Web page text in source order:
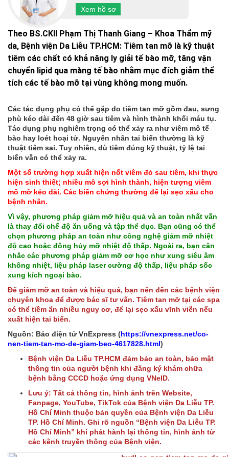
Xem hồ sơ
Theo BS.CKII Phạm Thị Thanh Giang – Khoa Thẩm mỹ
da, Bệnh viện Da Liễu TP.HCM: Tiêm tan mỡ là kỹ thuật
tiêm các chất có khả năng ly giải tế bào mỡ, tăng vận
chuyển lipid qua màng tế bào nhằm mục đích giảm thể
tích các tế bào mỡ tại vùng không mong muốn.
Các tác dụng phụ có thể gặp do tiêm tan mỡ gồm đau, sưng
phù kéo dài đến 48 giờ sau tiêm và hình thành khối máu tụ.
Tác dụng phụ nghiêm trọng có thể xảy ra như viêm mô tế
bào hay loét hoại tử. Nguyên nhân tai biến thường là kỹ
thuật tiêm sai. Tuy nhiên, dù tiêm đúng kỹ thuật, tỷ lệ tai
biến vẫn có thể xảy ra.
Một số trường hợp xuất hiện nốt viêm đỏ sau tiêm, khi thực
hiện sinh thiết; nhiều mô sợi hình thành, hiện tượng viêm
mô mỡ kéo dài. Các biến chứng thường để lại sẹo xấu cho
bệnh nhân.
Vì vậy, phương pháp giảm mỡ hiệu quả và an toàn nhất vẫn
là thay đổi chế độ ăn uống và tập thể dục. Bạn cũng có thể
chọn phương pháp an toàn như công nghệ giảm mỡ nhiệt
độ cao hoặc đông hủy mỡ nhiệt độ thấp. Ngoài ra, bạn cân
nhắc các phương pháp giảm mỡ cơ học như xung siêu âm
không nhiệt, liệu pháp laser cường độ thấp, liệu pháp sốc
xung kích ngoại bào.
Để giảm mỡ an toàn và hiệu quả, bạn nên đến các bệnh viện
chuyên khoa để được bác sĩ tư vấn. Tiêm tan mỡ tại các spa
có thể tiềm ẩn nhiều nguy cơ, để lại sẹo xấu vĩnh viễn nếu
xuất hiện tai biến.
Nguồn: Báo điện tử VnExpress (https://vnexpress.net/co-
nen-tiem-tan-mo-de-giam-beo-4617828.html)
Bệnh viện Da Liễu TP.HCM đảm bảo an toàn, bảo mật
thông tin của người bệnh khi đăng ký khám chữa
bệnh bằng CCCD hoặc ứng dụng VNeID.
Lưu ý: Tất cả thông tin, hình ảnh trên Website,
Fanpage, YouTube, TikTok của Bệnh viện Da Liễu TP.
Hồ Chí Minh thuộc bản quyền của Bệnh viện Da Liễu
TP. Hồ Chí Minh. Ghi rõ nguồn “Bệnh viện Da Liễu TP.
Hồ Chí Minh” khi phát hành lại thông tin, hình ảnh từ
các kênh truyền thông của Bệnh viện.